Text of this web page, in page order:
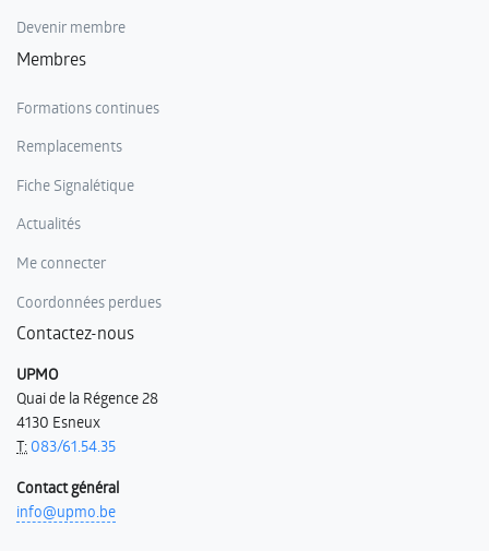
Devenir membre
Membres
Formations continues
Remplacements
Fiche Signalétique
Actualités
Me connecter
Coordonnées perdues
Contactez-nous
UPMO
Quai de la Régence 28
4130 Esneux
T: 083/61.54.35
Contact général
info@upmo.be